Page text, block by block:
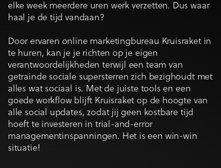
elke week meerdere uren werk verzetten. Dus waar
haal je de tijd vandaan?
Door ervaren online marketingbureau Kruisraket in
te huren, kan je je richten op je eigen
verantwoordelijkheden terwijl een team van
getrainde sociale supersterren zich bezighoudt met
alles wat sociaal is. Met de juiste tools en een
goede workflow blijft Kruisraket op de hoogte van
alle social updates, zodat jij geen kostbare tijd
hoeft te investeren in trial-and-error
managementinspanningen. Het is een win-win
situatie!